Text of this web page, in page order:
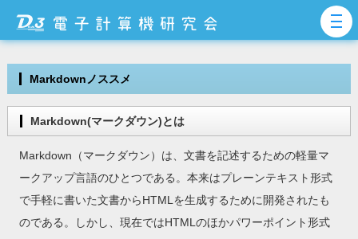
Markdownノススメ
Markdown(マークダウン)とは
Markdown（マークダウン）は、文書を記述するための軽量マ
ークアップ言語のひとつである。本来はプレーンテキスト形式
で手軽に書いた文書からHTMLを生成するために開発されたも
のである。しかし、現在ではHTMLのほかパワーポイント形式